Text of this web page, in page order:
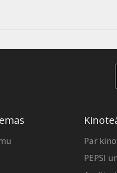
Par
PEPSI